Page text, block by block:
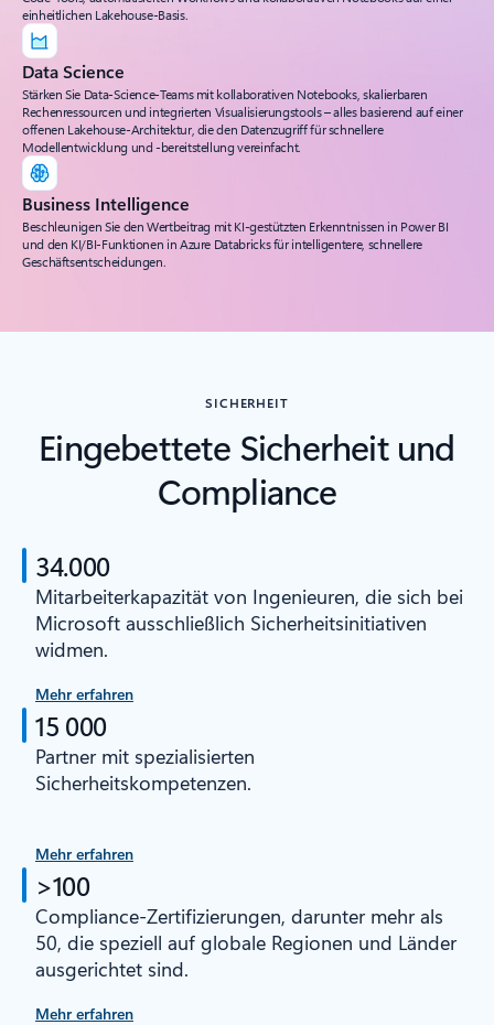
einheitlichen Lakehouse-Basis.
Data Science
Stärken Sie Data-Science-Teams mit kollaborativen Notebooks, skalierbaren
Rechenressourcen und integrierten Visualisierungstools – alles basierend auf einer
offenen Lakehouse-Architektur, die den Datenzugriff für schnellere
Modellentwicklung und -bereitstellung vereinfacht.
Business Intelligence
Beschleunigen Sie den Wertbeitrag mit KI-gestützten Erkenntnissen in Power BI
und den KI/BI-Funktionen in Azure Databricks für intelligentere, schnellere
Geschäftsentscheidungen.
SICHERHEIT
Eingebettete Sicherheit und
Compliance
34.000
Mitarbeiterkapazität von Ingenieuren, die sich bei
Microsoft ausschließlich Sicherheitsinitiativen
widmen.
Mehr erfahren
15 000
Partner mit spezialisierten
Sicherheitskompetenzen.
Mehr erfahren
>100
Compliance-Zertifizierungen, darunter mehr als
50, die speziell auf globale Regionen und Länder
ausgerichtet sind.
Mehr erfahren